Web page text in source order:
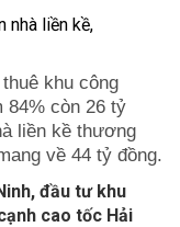
khu công
84% còn 26 tỷ
liền kề thương
về 44 tỷ đồng.
đầu tư khu
cao tốc Hải